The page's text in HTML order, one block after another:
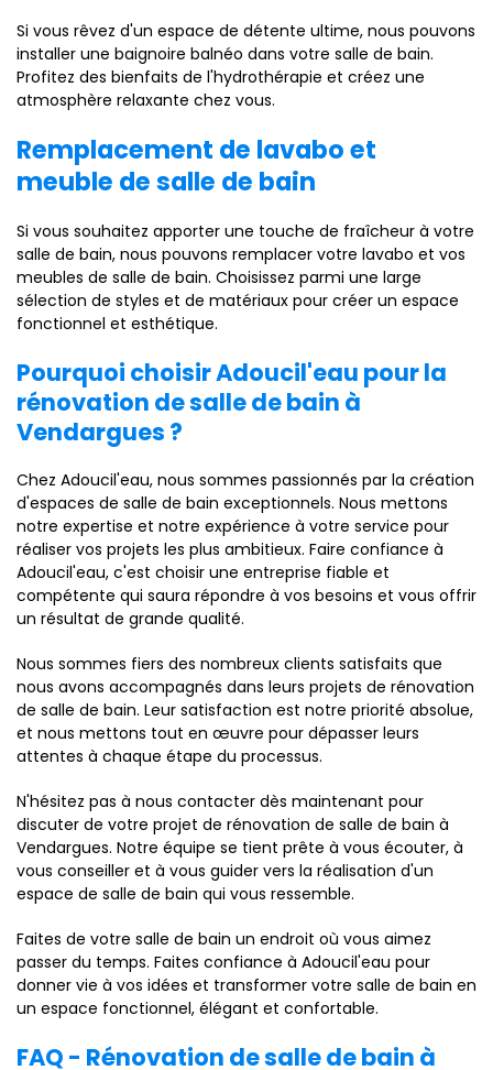
Si vous rêvez d'un espace de détente ultime, nous pouvons
installer une baignoire balnéo dans votre salle de bain.
Profitez des bienfaits de l'hydrothérapie et créez une
atmosphère relaxante chez vous.
Remplacement de lavabo et
meuble de salle de bain
Si vous souhaitez apporter une touche de fraîcheur à votre
salle de bain, nous pouvons remplacer votre lavabo et vos
meubles de salle de bain. Choisissez parmi une large
sélection de styles et de matériaux pour créer un espace
fonctionnel et esthétique.
Pourquoi choisir Adoucil'eau pour la
rénovation de salle de bain à
Vendargues ?
Chez Adoucil'eau, nous sommes passionnés par la création
d'espaces de salle de bain exceptionnels. Nous mettons
notre expertise et notre expérience à votre service pour
réaliser vos projets les plus ambitieux. Faire confiance à
Adoucil'eau, c'est choisir une entreprise fiable et
compétente qui saura répondre à vos besoins et vous offrir
un résultat de grande qualité.
Nous sommes fiers des nombreux clients satisfaits que
nous avons accompagnés dans leurs projets de rénovation
de salle de bain. Leur satisfaction est notre priorité absolue,
et nous mettons tout en œuvre pour dépasser leurs
attentes à chaque étape du processus.
N'hésitez pas à nous contacter dès maintenant pour
discuter de votre projet de rénovation de salle de bain à
Vendargues. Notre équipe se tient prête à vous écouter, à
vous conseiller et à vous guider vers la réalisation d'un
espace de salle de bain qui vous ressemble.
Faites de votre salle de bain un endroit où vous aimez
passer du temps. Faites confiance à Adoucil'eau pour
donner vie à vos idées et transformer votre salle de bain en
un espace fonctionnel, élégant et confortable.
FAQ - Rénovation de salle de bain à